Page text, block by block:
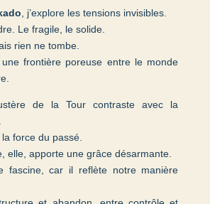
, j’explore les tensions invisibles.
Le fragile, le solide.
rien ne tombe.
frontière poreuse entre le monde
de la Tour contraste avec la
force du passé.
elle, apporte une grâce désarmante.
fascine, car il reflète notre manière